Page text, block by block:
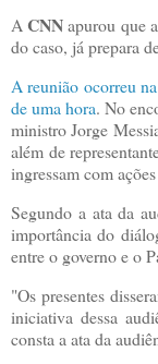
ACNNapurou que
do caso, já prepara
A reunião ocorreu
de uma hora. No
ministro Jorge
além de
ingressam com
Segundo a ata da
importância do
entre o governo e o
"Os presentes
iniciativa dessa
consta a ata da